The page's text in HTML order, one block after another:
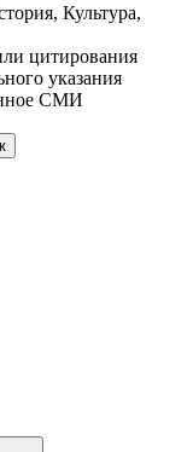
Культура,
цитирования
указания
СМИ